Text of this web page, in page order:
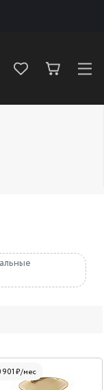
901 ₽/мес